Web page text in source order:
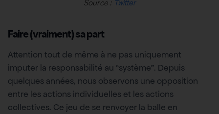
Source : Twitter
Faire (vraiment) sa part
Attention tout de même à ne pas uniquement
imputer la responsabilité au “système”. Depuis
quelques années, nous observons une opposition
entre les actions individuelles et les actions
collectives. Ce jeu de se renvoyer la balle en